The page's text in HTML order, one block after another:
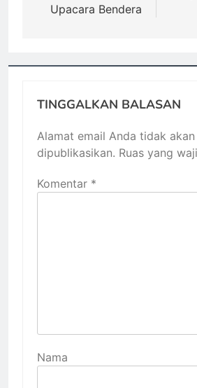
Upacara Bendera
TINGGALKAN BALASAN
Alamat email Anda tidak akan
dipublikasikan. Ruas yang
Komentar *
Nama